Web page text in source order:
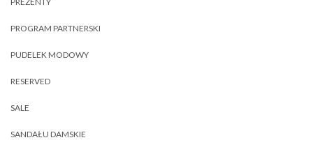
PROGRAM PARTNERSKI
PUDELEK MODOWY
RESERVED
SALE
SANDAŁU DAMSKIE